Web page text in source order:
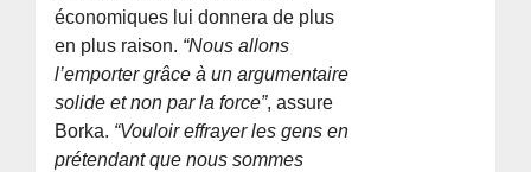
économiques lui donnera de plus
en plus raison. “Nous allons
l’emporter grâce à un argumentaire
solide et non par la force”, assure
Borka. “Vouloir effrayer les gens en
prétendant que nous sommes